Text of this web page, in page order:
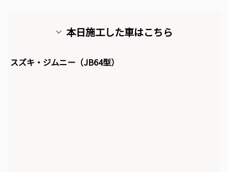
本日施工した車はこちら
スズキ・ジムニー（JB64型）